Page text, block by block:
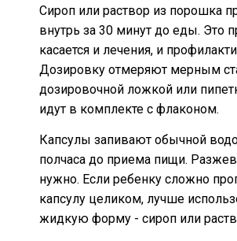
Сироп или раствор из порошка
внутрь за 30 минут до еды. Это
касается и лечения, и
Дозировку отмеряют мерным
дозировочной ложкой или
идут в комплекте с флаконом.
Капсулы запивают обычной
полчаса до приема пищи.
нужно. Если ребенку сложно
капсулу целиком, лучше
жидкую форму - сироп или